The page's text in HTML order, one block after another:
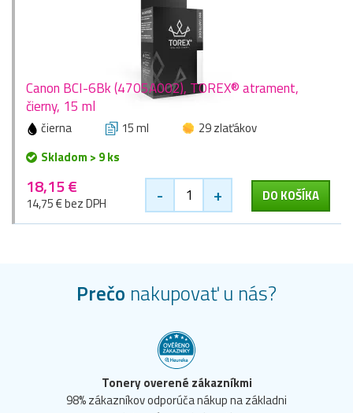
Canon BCI-6Bk (4705A002), TOREX® atrament,
čierny, 15 ml
čierna 15 ml
29 zlaťákov
Skladom > 9 ks
18,15 €
14,75 € bez DPH - + DO KOŠÍKA
Prečo nakupovať u nás?
Tonery overené zákazníkmi
98% zákazníkov odporúča nákup na základni